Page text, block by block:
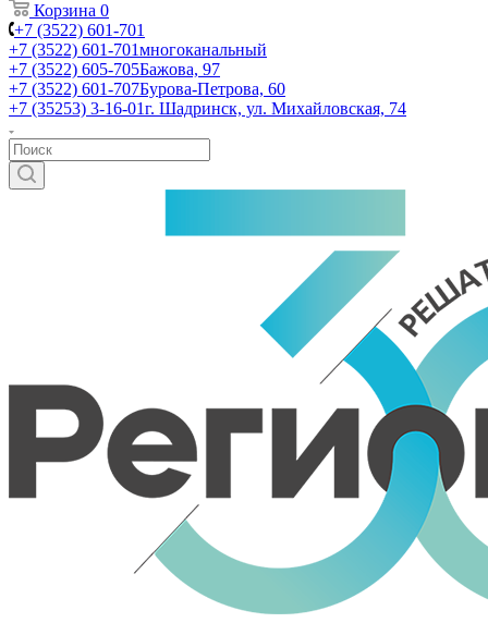
Корзина 0
+7 (3522) 601-701
+7 (3522) 601-701многоканальный
+7 (3522) 605-705Бажова, 97
+7 (3522) 601-707Бурова-Петрова, 60
+7 (35253) 3-16-01г. Шадринск, ул. Михайловская, 74